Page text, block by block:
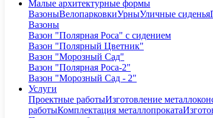
Малые архитектурные формы
ВазоныВелопарковкиУрныУличные сиденья
Вазоны
Вазон "Полярная Роса" с сидением
Вазон "Полярный Цветник"
Вазон "Морозный Сад"
Вазон "Полярная Роса-2"
Вазон "Морозный Сад - 2"
Услуги
Проектные работыИзготовление
работыКомплектация металлопроката